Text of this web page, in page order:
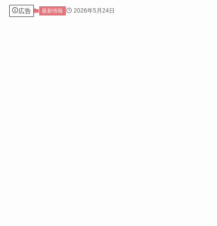
広告 最新情報 2026年5月24日